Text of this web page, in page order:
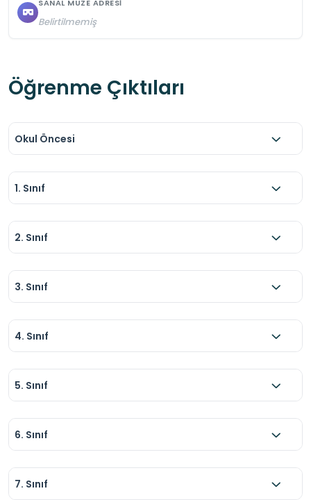
Fotoğraf çekimi için sabah ve akşam saatleri
daha elverişlidir.
SANAL MÜZE ADRESI
Belirtilmemiş
Öğrenme Çıktıları
Okul Öncesi
1. Sınıf
2. Sınıf
3. Sınıf
4. Sınıf
5. Sınıf
6. Sınıf
7. Sınıf